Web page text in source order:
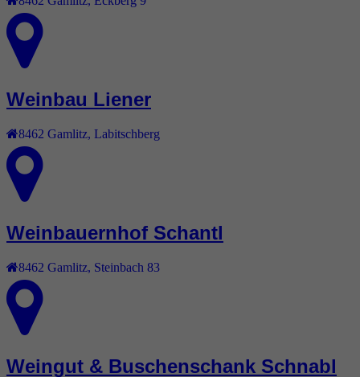
Weinbau Liener
8462 Gamlitz Labitschberg
Weinbauernhof Schantl
8462 Gamlitz Steinbach 83
Weingut & Buschenschank Schnabl